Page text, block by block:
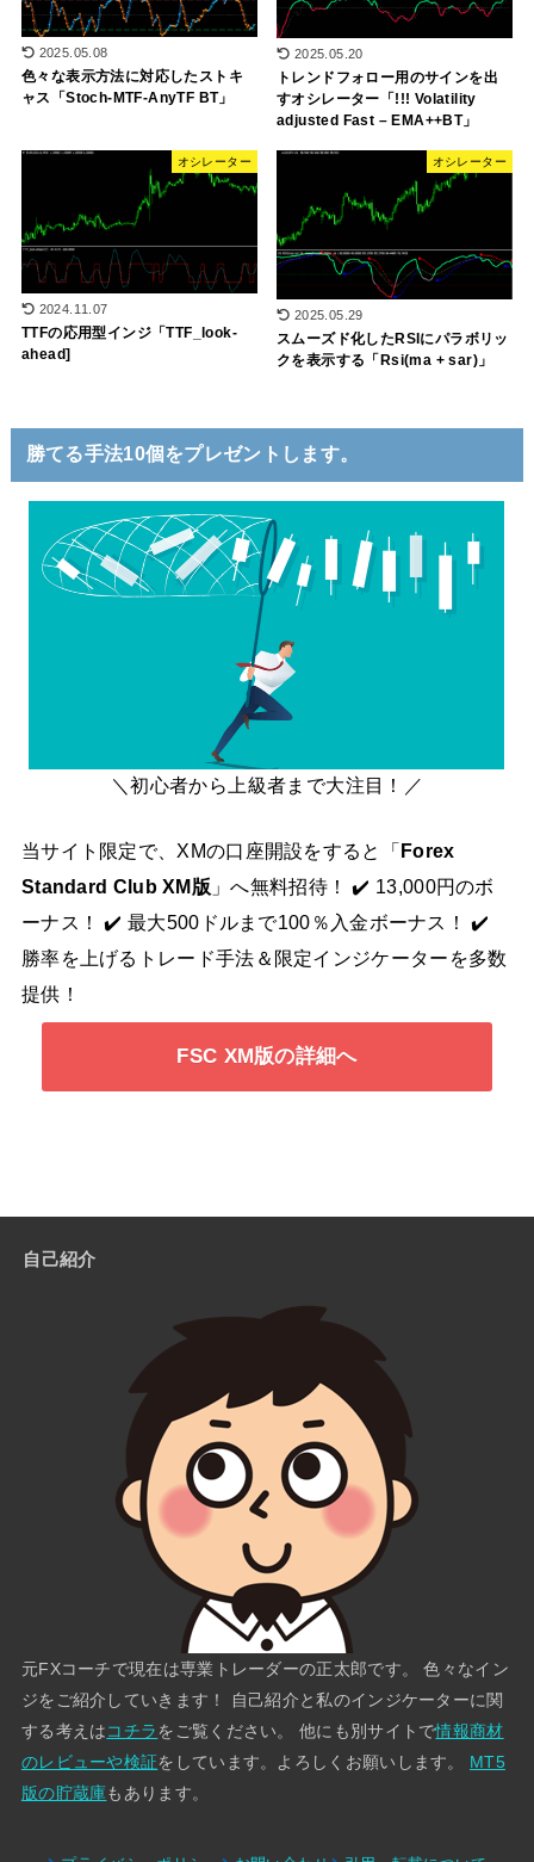
2025.05.08
色々な表示方法に対応したストキ
ャス「Stoch-MTF-AnyTF BT」
2025.05.20
トレンドフォロー用のサインを出
すオシレーター「!!! Volatility
adjusted Fast – EMA++BT」
オシレーター
2024.11.07
TTFの応用型インジ「TTF_look-
ahead]
オシレーター
2025.05.29
スムーズド化したRSIにパラボリッ
クを表示する「Rsi(ma + sar)」
勝てる手法10個をプレゼントします。
＼初心者から上級者まで大注目！／
当サイト限定で、XMの口座開設をすると「 Forex
Standard Club XM版 」へ無料招待！ ✔️ 13,000円のボ
ーナス！ ✔️ 最大500ドルまで100％入金ボーナス！ ✔️
勝率を上げるトレード手法＆限定インジケーターを多数
提供！
FSC XM版の詳細へ
自己紹介
元FXコーチで現在は専業トレーダーの正太郎です。 色々なイン
ジをご紹介していきます！ 自己紹介と私のインジケーターに関
する考えはコチラをご覧ください。 他にも別サイトで情報商材
のレビューや検証をしています。よろしくお願いします。 MT5
版の貯蔵庫もあります。